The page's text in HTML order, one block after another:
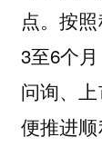
点。按
3至6个
问询、
便推进